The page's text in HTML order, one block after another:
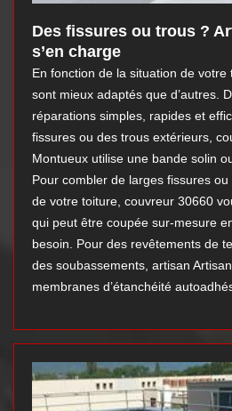
Des fissures ou trous ?
s’en charge
En fonction de la situation de
sont mieux adaptés que d’autres.
réparations simples, rapides et
fissures ou des trous extérieurs,
Montueux utilise une bande solin
Pour combler de larges fissures ou
de votre toiture, couvreur 30660
qui peut être coupée sur-mesure
besoin. Pour des revêtements de
des soubassements, artisan
membranes d’étanchéité